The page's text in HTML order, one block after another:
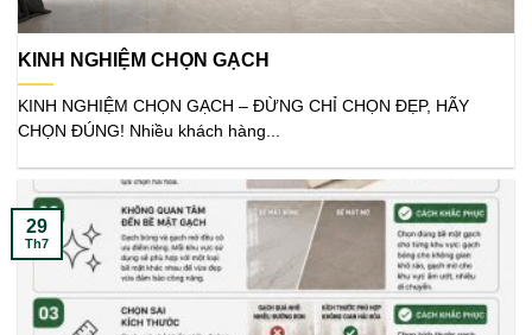
KINH NGHIỆM CHỌN GẠCH
KINH NGHIỆM CHỌN GẠCH – ĐỪNG CHỈ CHỌN ĐẸP, HÃY
CHỌN ĐÚNG! Nhiều khách hàng...
29
Th7